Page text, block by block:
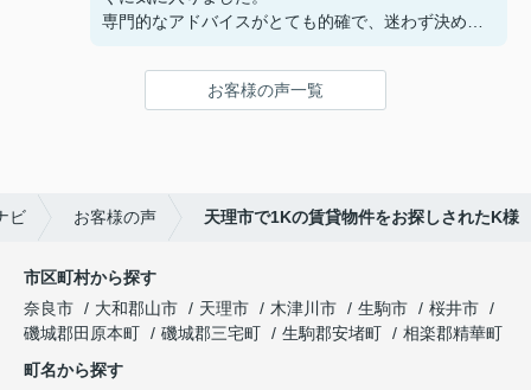
専門的なアドバイスがとても的確で、迷わず決める
鍵の受け取りのときに、また元気(o・・o)/~お店に
お客様の声一覧
ビ お客様の声 天理市で1Kの賃貸物件をお探しされたK様
市区町村から探す
奈良市
大和郡山市 天理市 木津川市 生駒市
桜井市
磯城郡田原本町
磯城郡三宅町 生駒郡安堵町
相楽郡精華町
町名から探す